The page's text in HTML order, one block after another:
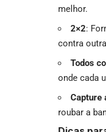
melhor.
2×2:
contra
Todos
onde cada
Capture
roubar a